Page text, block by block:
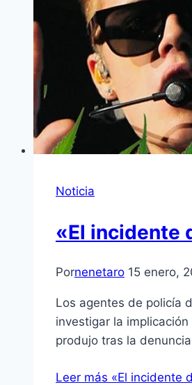
Noticia
«El incidente
Pornenetaro 15 enero,
Los agentes de policía
investigar la
produjo tras la
Leer más «El incidente